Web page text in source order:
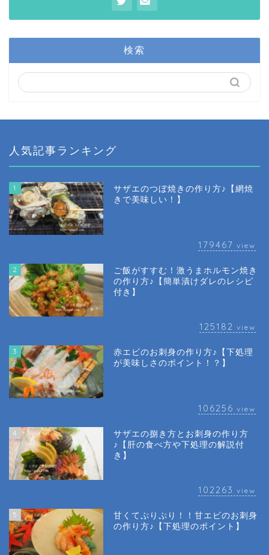
検索
人気記事ランキング
1
サザエのつぼ焼きの作り方♪【網焼
きで美味しい！】
179467 view
2
ご飯がすすむ！激うまホルモン焼き
の作り方♪【簡単漬けダレのレシピ
付き】
125182 view
3
赤エビのお刺身の作り方♪【下処理
が美味しさのポイント！？】
106256 view
4
サザエの捌き方とお刺身の作り方
♪【肝の食べ方や下処理の解説付
き】
102263 view
5
甘くてぷりぷり！！甘エビのお刺身
の作り方♪【下処理のポイント】